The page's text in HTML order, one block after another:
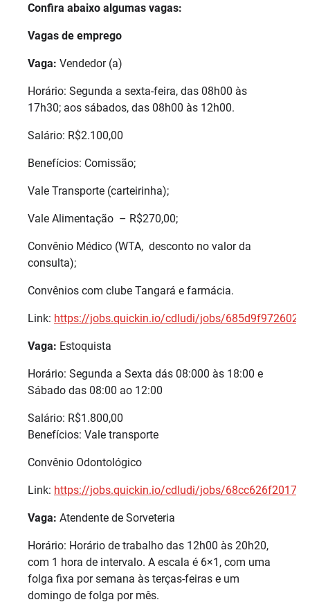
Confira abaixo algumas vagas:
Vagas de emprego
Vaga: Vendedor (a)
Horário: Segunda a sexta-feira, das 08h00 às
17h30; aos sábados, das 08h00 às 12h00.
Salário: R$2.100,00
Benefícios: Comissão;
Vale Transporte (carteirinha);
Vale Alimentação – R$270,00;
Convênio Médico (WTA, desconto no valor da
consulta);
Convênios com clube Tangará e farmácia.
Link: https://jobs.quickin.io/cdludi/jobs/
Vaga: Estoquista
Horário: Segunda a Sexta dás 08:000 às 18:00 e
Sábado das 08:00 ao 12:00
Salário: R$1.800,00
Benefícios: Vale transporte
Convênio Odontológico
Link: https://jobs.quickin.io/cdludi/jobs/
Vaga: Atendente de Sorveteria
Horário: Horário de trabalho das 12h00 às 20h20,
com 1 hora de intervalo. A escala é 6×1, com uma
folga fixa por semana às terças-feiras e um
domingo de folga por mês.